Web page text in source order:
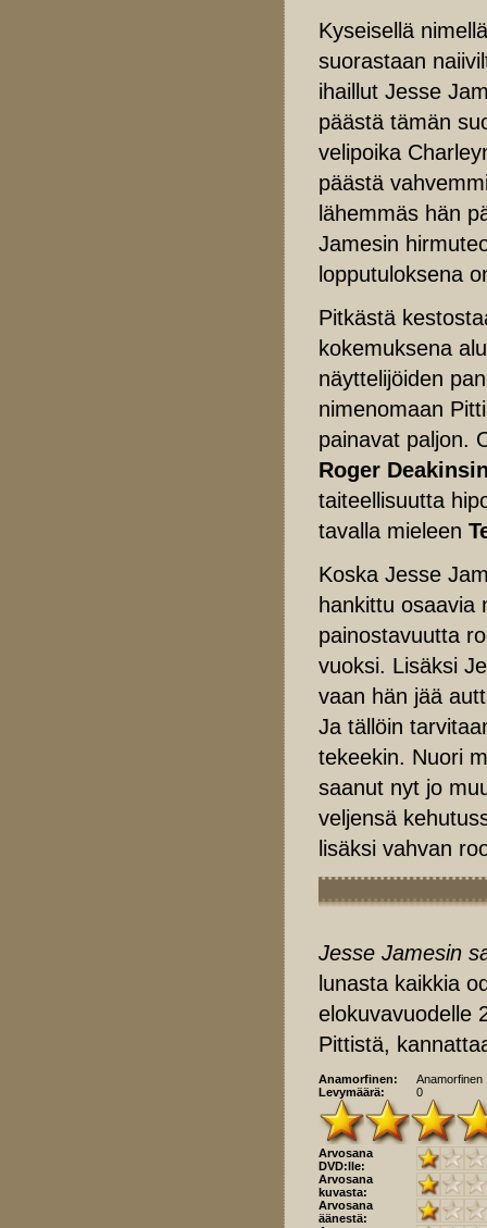
Kyseisellä
suorastaan
ihaillut Jesse
päästä tämän
velipoika
päästä
lähemmäs hän
Jamesin
lopputuloksena
Pitkästä
kokemuksena
näyttelijöiden
nimenomaan
painavat paljon.
Roger
taiteellisuutta
tavalla mieleen
Koska Jesse
hankittu osaavia
painostavuutta
vuoksi. Lisäksi
vaan hän jää
Ja tällöin
tekeekin. Nuori
saanut nyt jo
veljensä
lisäksi vahvan
Jesse Jamesin
lunasta kaikkia
elokuvavuodelle
Pittistä,
Anamorfinen:
Anamorfinen
Levymäärä:
0
Arvosana
DVD:lle:
Arvosana
kuvasta:
Arvosana
äänestä: